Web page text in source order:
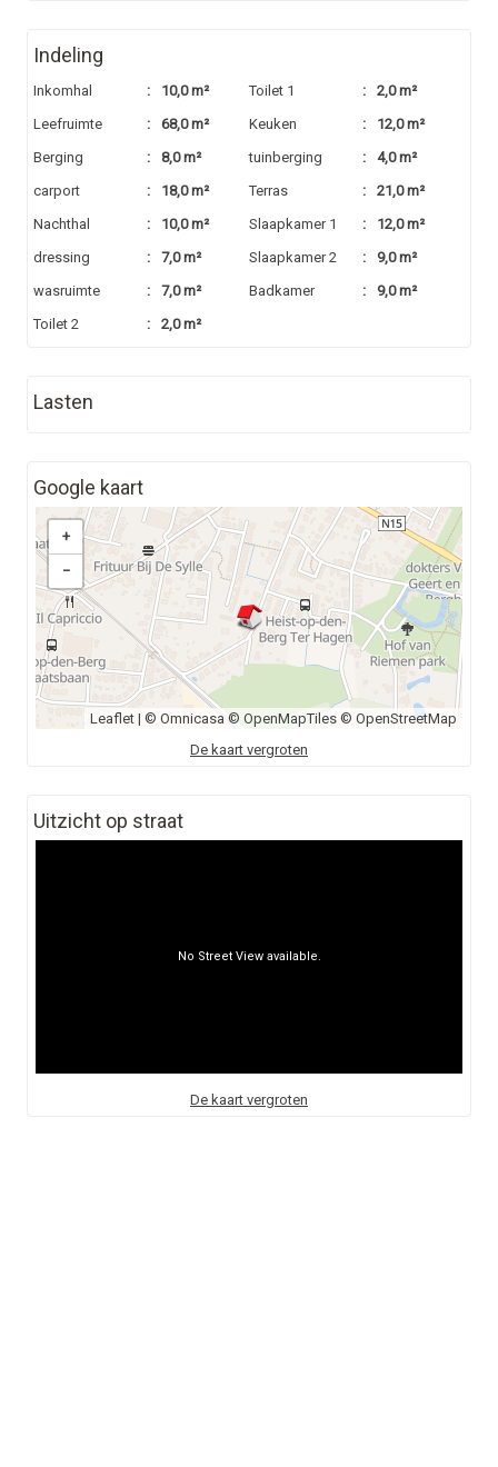
Indeling
Inkomhal : 10,0 m² Toilet 1 :
2,0 m²
Leefruimte
: 68,0 m² Keuken :
12,0 m²
Berging
: 8,0 m² tuinberging :
4,0 m²
carport
: 18,0 m² Terras :
21,0 m²
Nachthal
: 10,0 m² Slaapkamer 1 :
12,0 m²
dressing
: 7,0 m² Slaapkamer 2 :
9,0 m²
wasruimte
: 7,0 m² Badkamer :
9,0 m²
Toilet 2
: 2,0 m²
Lasten
Google kaart
+
−
Leaflet| © Omnicasa© OpenMapTiles© OpenStreetMap
De kaart vergroten
Uitzicht op straat
De kaart vergroten